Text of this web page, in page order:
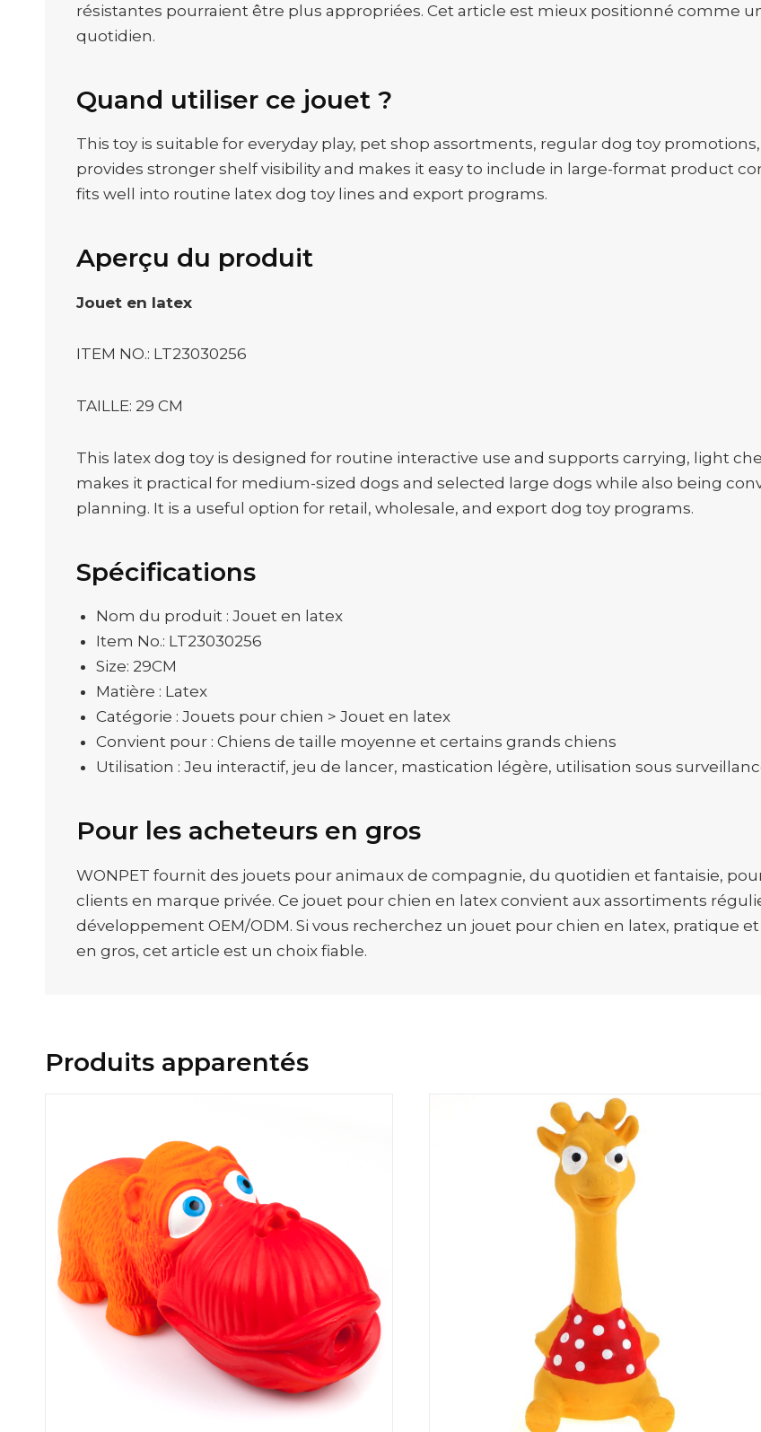
résistantes pourraient être plus appropriées. Cet article est mieux positionné comme
quotidien.
Quand utiliser ce jouet ?
This toy is suitable for everyday play, pet shop assortments, regular dog toy
provides stronger shelf visibility and makes it easy to include in large-format product
fits well into routine latex dog toy lines and export programs.
Aperçu du produit
Jouet en latex
ITEM NO.: LT23030256
TAILLE: 29 CM
This latex dog toy is designed for routine interactive use and supports carrying, light
makes it practical for medium-sized dogs and selected large dogs while also being
planning. It is a useful option for retail, wholesale, and export dog toy programs.
Spécifications
Nom du produit : Jouet en latex
Item No.: LT23030256
Size: 29CM
Matière : Latex
Catégorie : Jouets pour chien > Jouet en latex
Convient pour : Chiens de taille moyenne et certains grands chiens
Utilisation : Jeu interactif, jeu de lancer, mastication légère, utilisation sous
Pour les acheteurs en gros
WONPET fournit des jouets pour animaux de compagnie, du quotidien et fantaisie,
clients en marque privée. Ce jouet pour chien en latex convient aux assortiments
développement OEM/ODM. Si vous recherchez un jouet pour chien en latex, pratique
en gros, cet article est un choix fiable.
Produits apparentés